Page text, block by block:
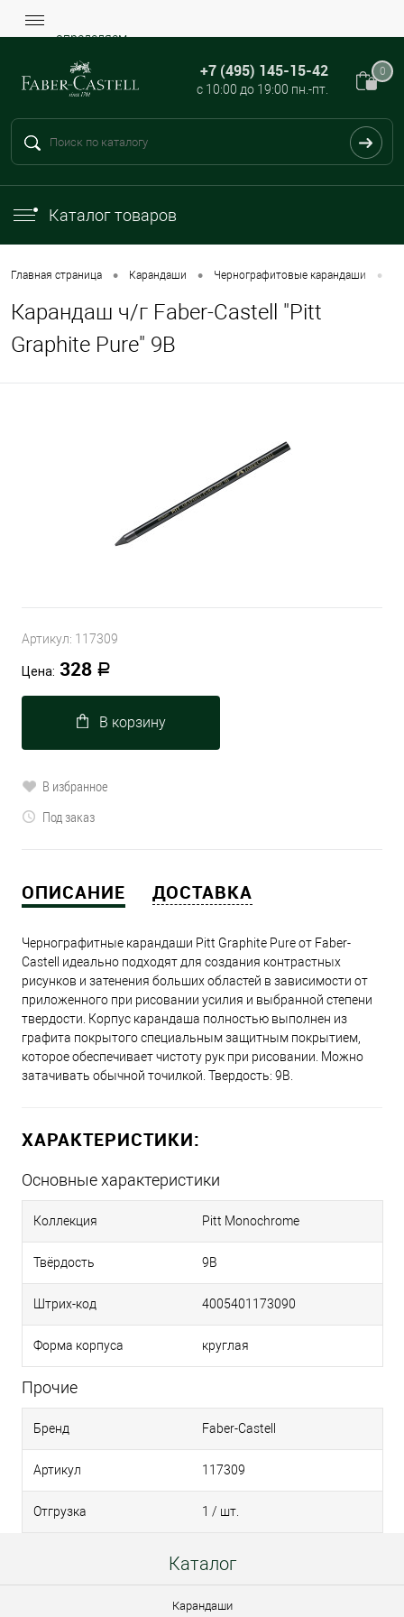
определяем...
+7 (495) 145-15-42
с 10:00 до 19:00 пн.-пт.
0
Каталог товаров
Главная страница • Карандаши • Чернографитовые карандаши •
Карандаш ч/г Faber-Castell "Pitt
Graphite Pure" 9B
Артикул: 117309
Цена: 328 Р
В корзину
В избранное
Под заказ
ОПИСАНИЕ ДОСТАВКА
Чернографитные карандаши Pitt Graphite Pure от Faber-
Castell идеально подходят для создания контрастных
рисунков и затенения больших областей в зависимости от
приложенного при рисовании усилия и выбранной степени
твердости. Корпус карандаша полностью выполнен из
графита покрытого специальным защитным покрытием,
которое обеспечивает чистоту рук при рисовании. Можно
затачивать обычной точилкой. Твердость: 9B.
ХАРАКТЕРИСТИКИ:
Основные характеристики
Коллекция Pitt Monochrome
Твёрдость 9B
Штрих-код 4005401173090
Форма корпуса круглая
Прочие
Бренд Faber-Castell
Артикул 117309
Отгрузка 1 / шт.
Каталог
Карандаши